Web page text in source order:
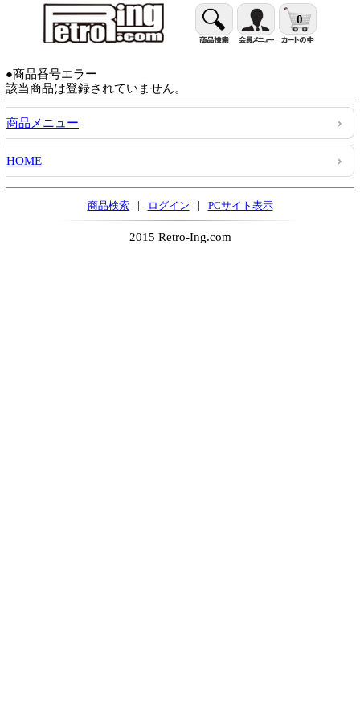
0
●商品番号エラー
該当商品は登録されていません。
商品メニュー
HOME
商品検索 | ログイン | PCサイト表示
2015 Retro-Ing.com